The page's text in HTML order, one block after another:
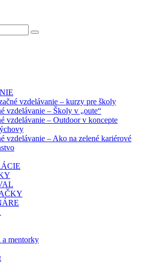
vzdelávanie – kurzy pre školy
vzdelávanie – Školy v „oute“
vzdelávanie – Outdoor v koncepte
vzdelávanie – Ako na zelené kariérové
a mentorky